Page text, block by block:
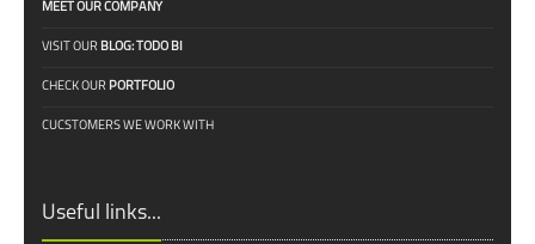
MEET OUR COMPANY
VISIT OUR BLOG: TODO BI
CHECK OUR PORTFOLIO
CUCSTOMERS WE WORK WITH
Useful links...